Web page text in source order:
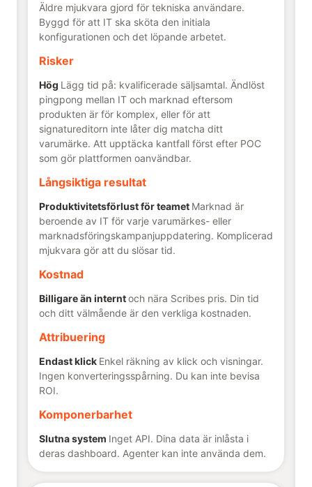
Äldre mjukvara gjord för tekniska användare.
Byggd för att IT ska sköta den initiala
konfigurationen och det löpande arbetet.
Risker
Hög Lägg tid på: kvalificerade säljsamtal. Ändlöst
pingpong mellan IT och marknad eftersom
produkten är för komplex, eller för att
signatureditorn inte låter dig matcha ditt
varumärke. Att upptäcka kantfall först efter POC
som gör plattformen oanvändbar.
Långsiktiga resultat
Produktivitetsförlust för teamet Marknad är
beroende av IT för varje varumärkes- eller
marknadsföringskampanjuppdatering. Komplicerad
mjukvara gör att du slösar tid.
Kostnad
Billigare än interntoch nära Scribes pris. Din tid
och ditt välmående är den verkliga kostnaden.
Attribuering
Endast klick Enkel räkning av klick och visningar.
Ingen konverteringsspårning. Du kan inte bevisa
ROI.
Komponerbarhet
Slutna system Inget API. Dina data är inlåsta i
deras dashboard. Agenter kan inte använda dem.